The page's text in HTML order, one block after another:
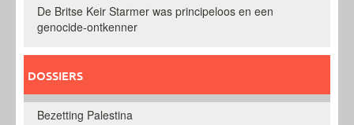
De Britse Keir Starmer was principeloos en een
genocide-ontkenner
DOSSIERS
Bezetting Palestina